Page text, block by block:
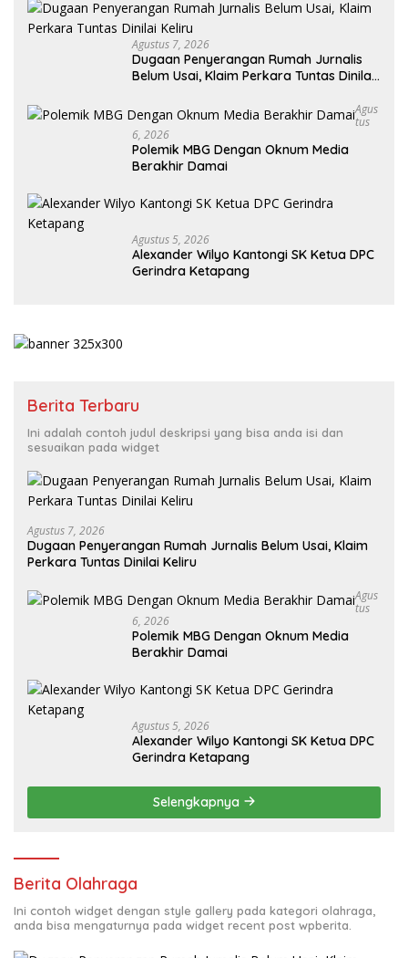
Agustus 7, 2026
Dugaan Penyerangan Rumah Jurnalis
Belum Usai, Klaim Perkara Tuntas Dinilai
Agus
Tus
6, 2026
Polemik MBG Dengan Oknum Media
Berakhir Damai
Agustus 5, 2026
Alexander Wilyo Kantongi SK Ketua DPC
Gerindra Ketapang
Berita Terbaru
Ini adalah contoh judul deskripsi yang bisa anda isi dan
sesuaikan pada widget
Agustus 7, 2026
Dugaan Penyerangan Rumah Jurnalis Belum Usai, Klaim
Perkara Tuntas Dinilai Keliru
Agus
Tus
6, 2026
Polemik MBG Dengan Oknum Media
Berakhir Damai
Agustus 5, 2026
Alexander Wilyo Kantongi SK Ketua DPC
Gerindra Ketapang
Selengkapnya
Berita Olahraga
Ini contoh widget dengan style gallery pada kategori olahraga,
anda bisa mengaturnya pada widget recent post wpberita.